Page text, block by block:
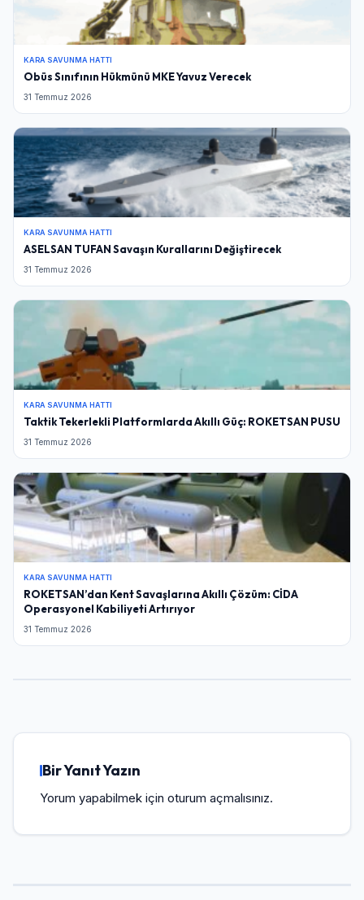
KARA SAVUNMA HATTI
Obüs Sınıfının Hükmünü MKE Yavuz Verecek
31 Temmuz 2026
KARA SAVUNMA HATTI
ASELSAN TUFAN Savaşın Kurallarını Değiştirecek
31 Temmuz 2026
KARA SAVUNMA HATTI
Taktik Tekerlekli Platformlarda Akıllı Güç: ROKETSAN PUSU
31 Temmuz 2026
KARA SAVUNMA HATTI
ROKETSAN’dan Kent Savaşlarına Akıllı Çözüm: CİDA
Operasyonel Kabiliyeti Artırıyor
31 Temmuz 2026
Bir Yanıt Yazın
Yorum yapabilmek için oturum açmalısınız.